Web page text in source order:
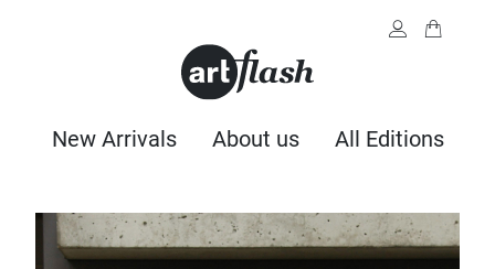
New Arrivals About us All Editions